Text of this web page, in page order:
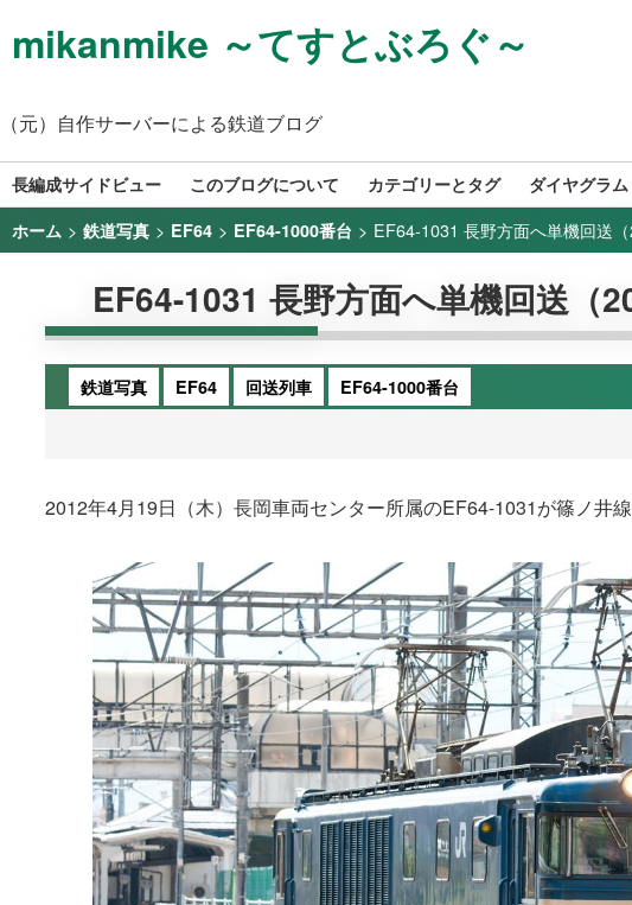
mikanmike ～てすとぶろぐ～
（元）自作サーバーによる鉄道ブログ
長編成サイドビュー このブログについて カテゴリーとタグ ダイヤグラム
ホーム > 鉄道写真 > EF64 > EF64-1000番台 > EF64-1031 長野方面へ単機回送（
EF64-1031 長野方面へ単機回送（
鉄道写真 EF64 回送列車 EF64-1000番台
2012年4月19日（木）長岡車両センター所属のEF64-1031が篠ノ井